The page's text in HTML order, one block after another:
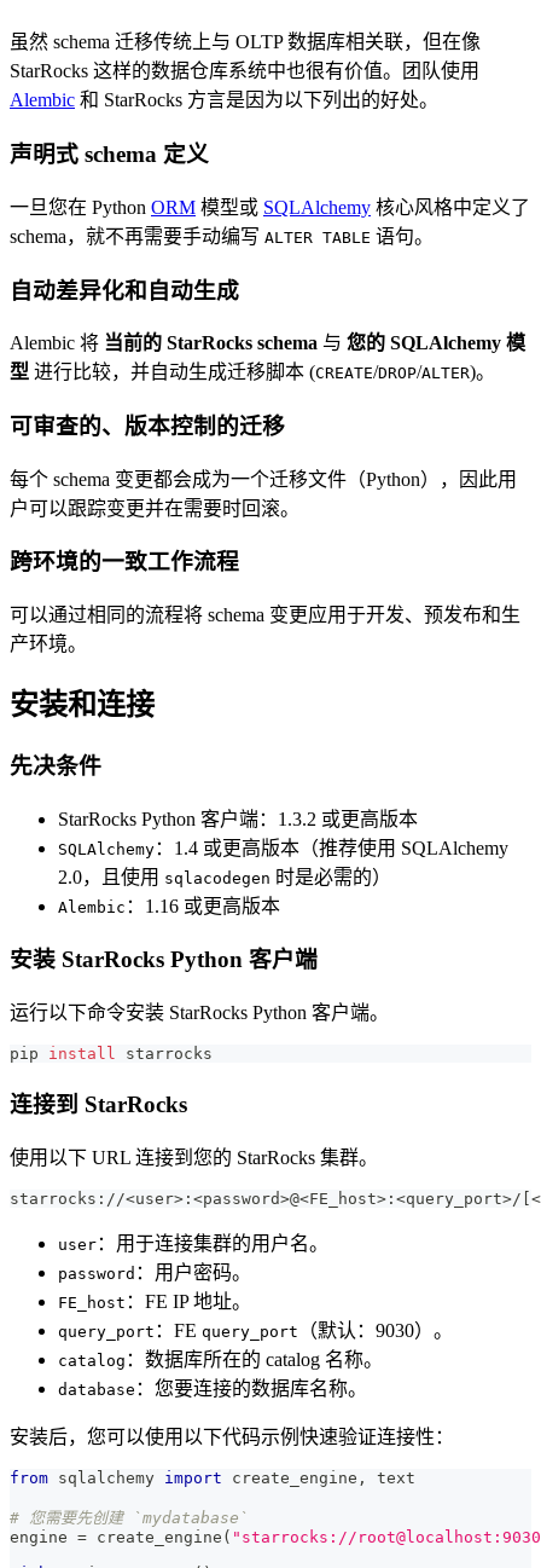
虽然 schema 迁移传统上与 OLTP 数据库相关联，但在像
StarRocks 这样的数据仓库系统中也很有价值。团队使用
Alembic 和 StarRocks 方言是因为以下列出的好处。
声明式 schema 定义
一旦您在 Python ORM 模型或 SQLAlchemy 核心风格中定义了
schema，就不再需要手动编写 ALTER TABLE 语句。
自动差异化和自动生成
Alembic 将 当前的 StarRocks schema 与 您的 SQLAlchemy 模
型 进行比较，并自动生成迁移脚本 (CREATE/DROP/ALTER)。
可审查的、版本控制的迁移
每个 schema 变更都会成为一个迁移文件（Python），因此用
户可以跟踪变更并在需要时回滚。
跨环境的一致工作流程
可以通过相同的流程将 schema 变更应用于开发、预发布和生
产环境。
安装和连接
先决条件
StarRocks Python 客户端：1.3.2 或更高版本
SQLAlchemy ：1.4 或更高版本（推荐使用 SQLAlchemy
2.0，且使用 sqlacodegen 时是必需的）
Alembic ：1.16 或更高版本
安装 StarRocks Python 客户端
运行以下命令安装 StarRocks Python 客户端。
pip install starrocks
连接到 StarRocks
使用以下 URL 连接到您的 StarRocks 集群。
starrocks://<user> : <password>@<FE_host> : <query_port>/ [<
user ：用于连接集群的用户名。
password ：用户密码。
FE_host ：FE IP 地址。
query_port ：FE query_port （默认：9030）。
catalog ：数据库所在的 catalog 名称。
database ：您要连接的数据库名称。
安装后，您可以使用以下代码示例快速验证连接性：
from sqlalchemy import create_engine , text
# 您需要先创建 `mydatabase`
engine = create_engine ( "starrocks://